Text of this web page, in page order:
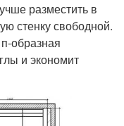
разместить в
стенку свободной.
образная
и экономит